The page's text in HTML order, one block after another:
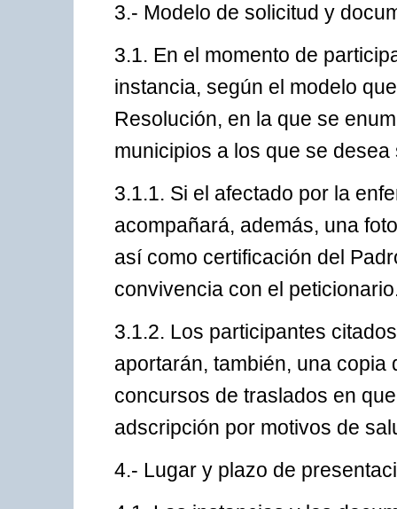
3.- Modelo de solicitud y
3.1. En el momento de
instancia, según el modelo
Resolución, en la que se
municipios a los que se
3.1.1. Si el afectado por la
acompañará, además, una
así como certificación del
convivencia con el
3.1.2. Los participantes
aportarán, también, una
concursos de traslados en
adscripción por motivos de
4.- Lugar y plazo de